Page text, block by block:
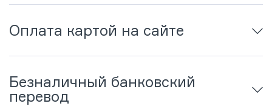
Оплата картой на сайте
Безналичный банковский
перевод